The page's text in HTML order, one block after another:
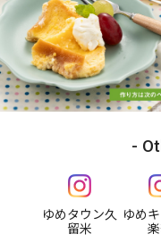
ゆめタウン久
留米
ゆめ